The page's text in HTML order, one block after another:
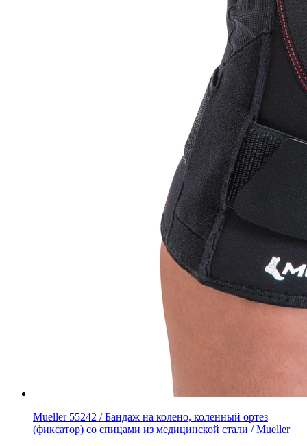
Mueller 55242 / Бандаж на колено, коленный ортез
(фиксатор) со спицами из медицинской стали / Mueller